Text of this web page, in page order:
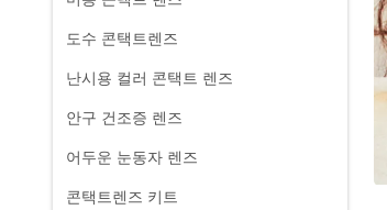
도수 콘택트렌즈
난시용 컬러 콘택트 렌즈
안구 건조증 렌즈
어두운 눈동자 렌즈
콘택트렌즈 키트